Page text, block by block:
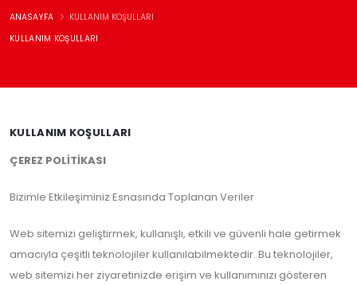
KULLANIM KOŞULLARI
ANASAYFA KULLANIM KOŞULLARI
KULLANIM KOŞULLARI
ÇEREZ POLİTİKASI
Bizimle Etkileşiminiz Esnasında Toplanan Veriler
Web sitemizi geliştirmek, kullanışlı, etkili ve güvenli hale getirmek
amacıyla çeşitli teknolojiler kullanılabilmektedir. Bu teknolojiler,
web sitemizi her ziyaretinizde erişim ve kullanımınızı gösteren